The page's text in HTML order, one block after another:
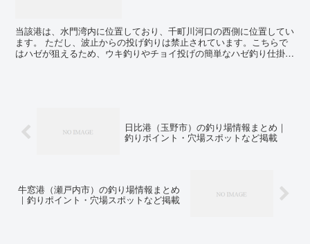
当該港は、水門湾内に位置しており、千町川河口の西側に位置してい
ます。 ただし、波止からの投げ釣りは禁止されています。こちらで
はハゼが狙えるため、ウキ釣りやチョイ投げの簡単なハゼ釣り仕掛け
日比港（玉野市）の釣り場情報まとめ｜
釣りポイント・穴場スポットなど掲載
牛窓港（瀬戸内市）の釣り場情報まとめ
｜釣りポイント・穴場スポットなど掲載